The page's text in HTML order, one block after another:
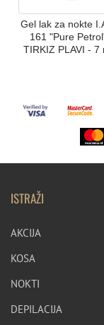
Gel lak za nokte
161 "Pure
TIRKIZ PLAVI - 7
ISTRAŽI
AKCIJA
KOSA
NOKTI
DEPILACIJA